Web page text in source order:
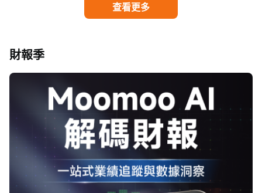
查看更多
財報季